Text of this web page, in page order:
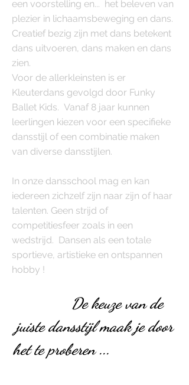
een voorstelling en... het beleven van
plezier in lichaamsbeweging en dans.
Creatief bezig zijn met dans betekent
dans uitvoeren, dans maken en dans
zien.
Voor de allerkleinsten is er
Kleuterdans gevolgd door Funky
Ballet Kids. Vanaf 8 jaar kunnen
leerlingen kiezen voor een specifieke
dansstijl of een combinatie maken
van diverse dansstijlen.
In onze dansschool mag en kan
iedereen zichzelf zijn naar zijn of haar
talenten. Geen strijd of
competitiesfeer zoals in een
wedstrijd. Dansen als een totale
sportieve, artistieke en ontspannen
hobby !
De keuze van de
juiste dansstijl maak je door
het te proberen ...